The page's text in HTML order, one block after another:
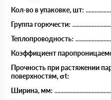
Кол-во в упаковке, шт:
Группа горючести:
Теплопроводность:
Коэффициент
Прочность при растяжении
поверхностям, σt:
Ширина, мм: